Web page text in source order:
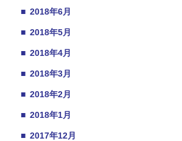
■ 2018年6月
■ 2018年5月
■ 2018年4月
■ 2018年3月
■ 2018年2月
■ 2018年1月
■ 2017年12月